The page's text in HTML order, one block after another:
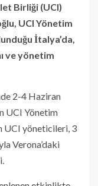
Birliği (UCI)
UCI Yönetim
İtalya’da,
ve yönetim
2-4 Haziran
UCI Yönetim
UCI yöneticileri, 3
Verona’daki